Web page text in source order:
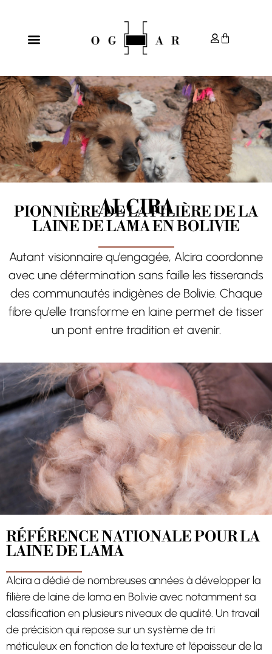
ALCIRA
PIONNIÈRE DE LA FILIÈRE DE LA
LAINE DE LAMA EN BOLIVIE
Autant visionnaire qu’engagée, Alcira coordonne
avec une détermination sans faille les tisserands
des communautés indigènes de Bolivie. Chaque
fibre qu’elle transforme en laine permet de tisser
un pont entre tradition et avenir.
RÉFÉRENCE NATIONALE POUR LA
LAINE DE LAMA
Alcira a dédié de nombreuses années à développer la
filière de laine de lama en Bolivie avec notamment sa
classification en plusieurs niveaux de qualité. Un travail
de précision qui repose sur un système de tri
méticuleux en fonction de la texture et l’épaisseur de la